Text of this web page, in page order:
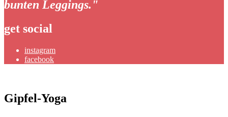
bunten Leggings."
get social
instagram
facebook
Gipfel-Yoga